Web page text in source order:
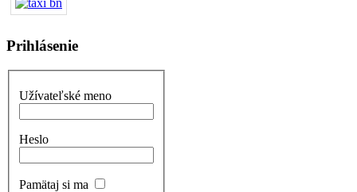
Prihlásenie
Užívateľské meno
Heslo
Pamätaj si ma